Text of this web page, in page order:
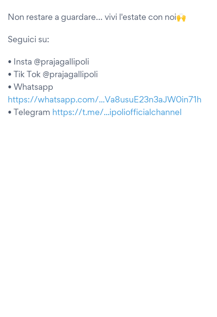
Non restare a guardare… vivi l'estate con noi🙌
Seguici su:
• Insta @prajagallipoli
• Tik Tok @prajagallipoli
• Whatsapp
https://whatsapp.com/...Va8usuE23n3aJW0in71h
• Telegram https://t.me/...ipoliofficialchannel